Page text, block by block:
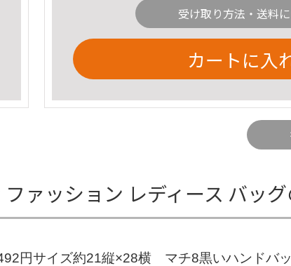
受け取り方法・送料
カートに入
ッション レディース バッグ
円サイズ約21縦×28横 マチ8黒いハンドバ